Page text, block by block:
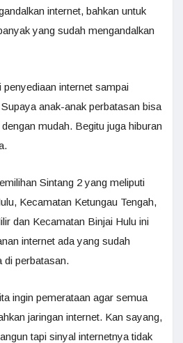
internet, bahkan untuk
yang sudah mengandalkan
penyediaan internet sampai
anak-anak perbatasan bisa
mudah. Begitu juga hiburan
Sintang 2 yang meliputi
Kecamatan Ketungau Tengah,
dan Kecamatan Binjai Hulu ini
internet ada yang sudah
di perbatasan.
ingin pemerataan agar semua
jaringan internet. Kan sayang,
tapi sinyal internetnya tidak